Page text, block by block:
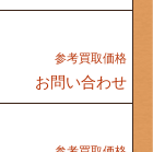
お問い合わせ